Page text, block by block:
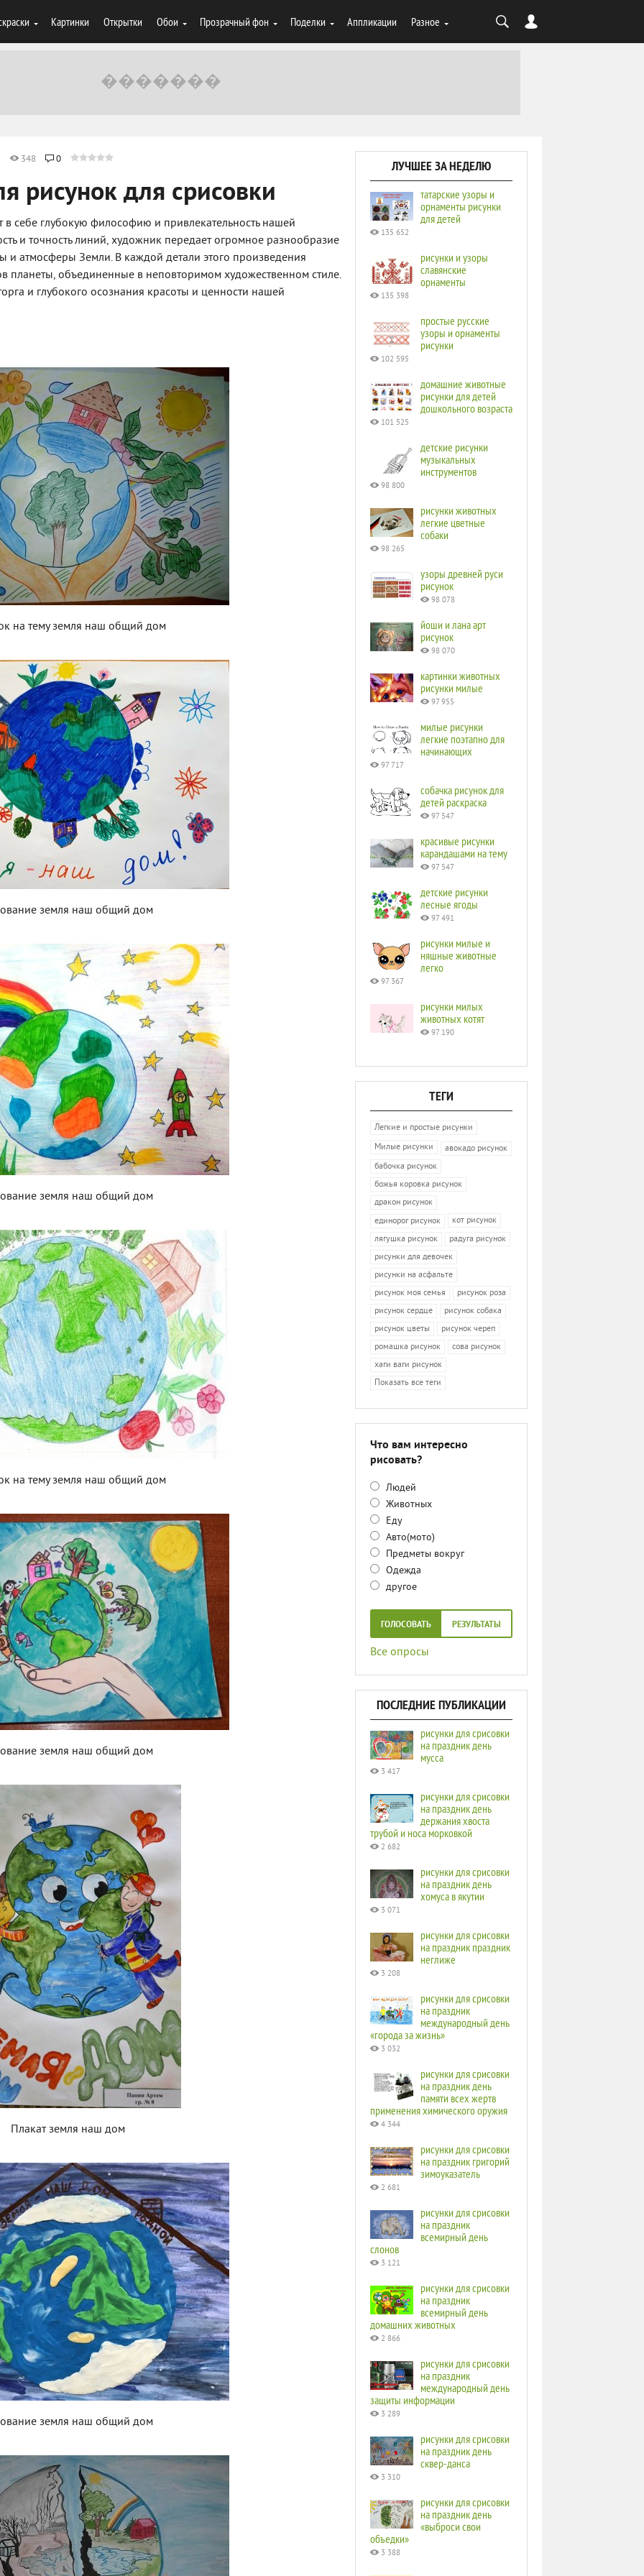
Картинки Открытки Обои Прозрачный фон Поделки Аппликации Разное
348 0
рисунок для срисовки
себе глубокую философию и привлекательность нашей
и точность линий, художник передает огромное разнообразие
атмосферы Земли. В каждой детали этого произведения
планеты, объединенные в неповторимом художественном стиле.
и глубокого осознания красоты и ценности нашей
на тему земля наш общий дом
земля наш общий дом
земля наш общий дом
на тему земля наш общий дом
земля наш общий дом
Плакат земля наш дом
земля наш общий дом
ЛУЧШЕЕ ЗА НЕДЕЛЮ
татарские узоры и
орнаменты рисунки
для детей
135 652
рисунки и узоры
славянские
орнаменты
135 398
простые русские
узоры и орнаменты
рисунки
102 595
домашние животные
рисунки для детей
дошкольного возраста
101 525
детские рисунки
музыкальных
инструментов
98 800
рисунки животных
легкие цветные
собаки
98 265
узоры древней руси
рисунок
98 078
йоши и лана арт
рисунок
98 070
картинки животных
рисунки милые
97 955
милые рисунки
легкие поэтапно для
начинающих
97 717
собачка рисунок для
детей раскраска
97 547
красивые рисунки
карандашами на тему
97 547
детские рисунки
лесные ягоды
97 491
рисунки милые и
няшные животные
легко
97 367
рисунки милых
животных котят
97 190
ТЕГИ
Легкие и простые рисунки
Милые рисунки
авокадо рисунок
бабочка рисунок
божья коровка рисунок
дракон рисунок
единорог рисунок
кот рисунок
лягушка рисунок
радуга рисунок
рисунки для девочек
рисунки на асфальте
рисунок моя семья
рисунок роза
рисунок сердце
рисунок собака
рисунок цветы
рисунок череп
ромашка рисунок
сова рисунок
хаги ваги рисунок
Показать все теги
Что вам интересно
рисовать?
Людей
Животных
Еду
Авто(мото)
Предметы вокруг
Одежда
другое
ГОЛОСОВАТЬ РЕЗУЛЬТАТЫ
Все опросы
ПОСЛЕДНИЕ ПУБЛИКАЦИИ
рисунки для срисовки
на праздник день
мусса
3 417
рисунки для срисовки
на праздник день
держания хвоста
трубой и носа морковкой
2 682
рисунки для срисовки
на праздник день
хомуса в якутии
3 071
рисунки для срисовки
на праздник праздник
неглиже
3 208
рисунки для срисовки
на праздник
международный день
«города за жизнь»
3 032
рисунки для срисовки
на праздник день
памяти всех жертв
применения химического оружия
4 344
рисунки для срисовки
на праздник григорий
зимоуказатель
2 681
рисунки для срисовки
на праздник
всемирный день
слонов
3 121
рисунки для срисовки
на праздник
всемирный день
домашних животных
2 866
рисунки для срисовки
на праздник
международный день
защиты информации
3 289
рисунки для срисовки
на праздник день
сквер-данса
3 310
рисунки для срисовки
на праздник день
«выброси свои
объедки»
3 388